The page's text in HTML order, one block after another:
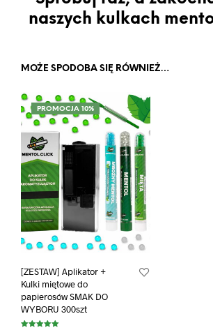
naszych kulkach
MOŻE SPODOBA SIĘ RÓWNIEŻ…
PROMOCJA 10%
[ZESTAW] Aplikator +
Kulki miętowe do
papierosów SMAK DO
WYBORU 300szt